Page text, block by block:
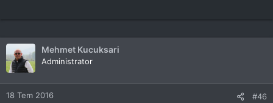
Mehmet Kucuksari
Administrator
18 Tem 2016 #46